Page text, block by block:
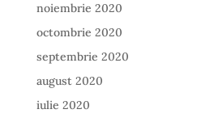
noiembrie 2020
octombrie 2020
septembrie 2020
august 2020
iulie 2020